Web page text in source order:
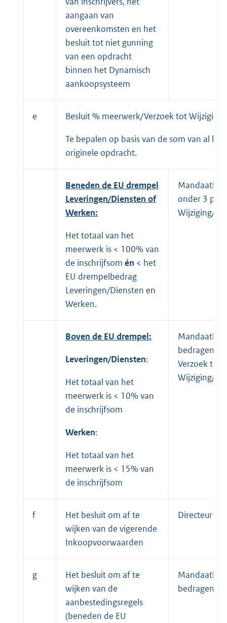
aangaan van
overeenkomsten en het
besluit tot niet gunning
van een opdracht
binnen het Dynamisch
aankoopsysteem
e Besluit % meerwerk/Verzoek tot Wijziging:
Te bepalen op basis van de som van al
originele opdracht.
Beneden de EU drempel
Leveringen/Diensten of
Werken:
Het totaal van het
meerwerk is < 100% van
de inschrijfsom én < het
EU drempelbedrag
Leveringen/Diensten en
Werken.
onder 3 per
Wijziging/
Boven de EU drempel:
Leveringen/Diensten:
Het totaal van het
meerwerk is < 10% van
de inschrijfsom
Werken:
Het totaal van het
meerwerk is < 15% van
de inschrijfsom
Verzoek tot
Wijziging/
f
Het besluit om af te
wijken van de vigerende
Inkoopvoorwaarden
Directeur
g
Het besluit om af te
wijken van de
aanbestedingsregels
(beneden de EU